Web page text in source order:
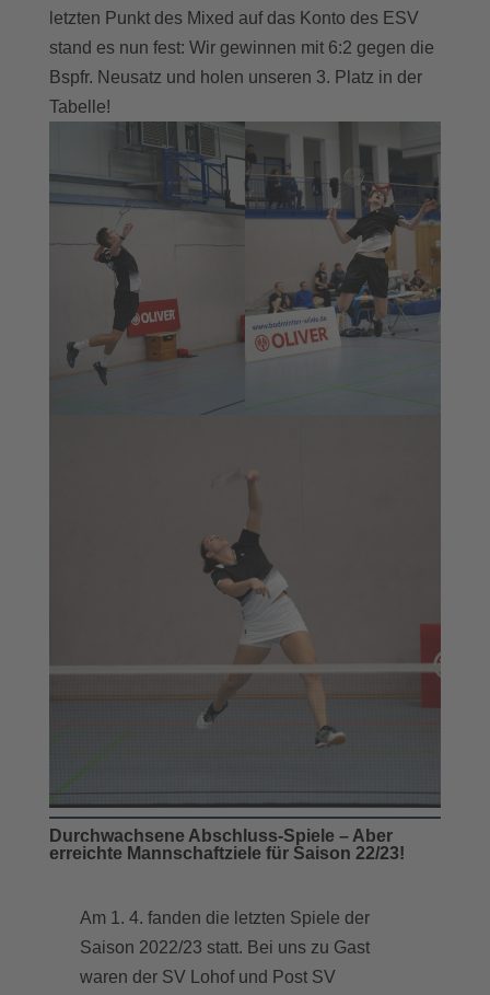
letzten Punkt des Mixed auf das Konto des ESV
stand es nun fest: Wir gewinnen mit 6:2 gegen die
Bspfr. Neusatz und holen unseren 3. Platz in der
Tabelle!
Durchwachsene Abschluss-Spiele – Aber
erreichte Mannschaftziele für Saison 22/23!
Am 1. 4. fanden die letzten Spiele der
Saison 2022/23 statt. Bei uns zu Gast
waren der SV Lohof und Post SV